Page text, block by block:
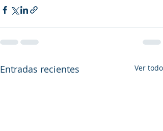
Entradas recientes Ver todo